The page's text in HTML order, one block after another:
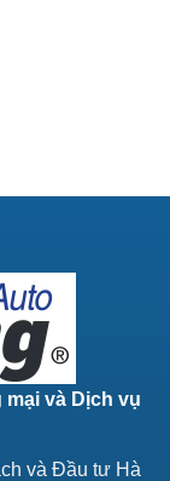
và Dịch vụ
và Đầu tư Hà